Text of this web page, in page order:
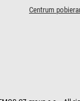
Centrum